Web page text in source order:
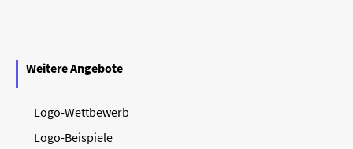
Weitere Angebote
Logo-Wettbewerb
Logo-Beispiele